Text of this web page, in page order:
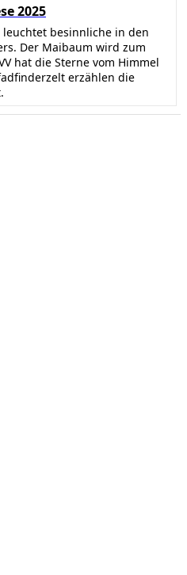
2025
leuchtet besinnliche in den
Der Maibaum wird zum
hat die Sterne vom Himmel
erzählen die